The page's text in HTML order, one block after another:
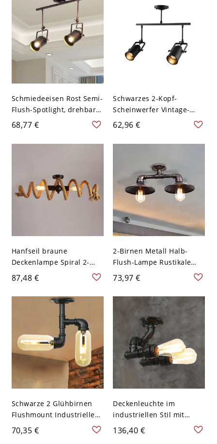
Schmiedeeisen Rost Semi-
Flush-Spotlight, drehbarer
Linear-2-Kopf-Industrie-
Deckenmontagelampe
68,77 €
Schwarzes 2-Kopf-
Scheinwerfer Vintage-
Metall rotierbarer
Zylinder Semi-Flush-
Deckenleuchte mit Griff
62,96 €
Hanfseil braune
Deckenlampe Spiral 2-
Licht Landhausstil
Halbflächenmontage
Beleuchtung - 110V-120V
87,48 €
2-Birnen Metall Halb-
Flush-Lampe Rustikale
Bronze-Finish Teller
Korridor Flush Mount
Deckenleuchte
73,97 €
Schwarze 2 Glühbirnen
Flushmount Industrielle
Metall-Wasserrohr-LED
Semi Flush Deckenlampe
70,35 €
Deckenleuchte im
industriellen Stil mit
Metallrohr-Design - 110V-
120V Design 4
136,40 €